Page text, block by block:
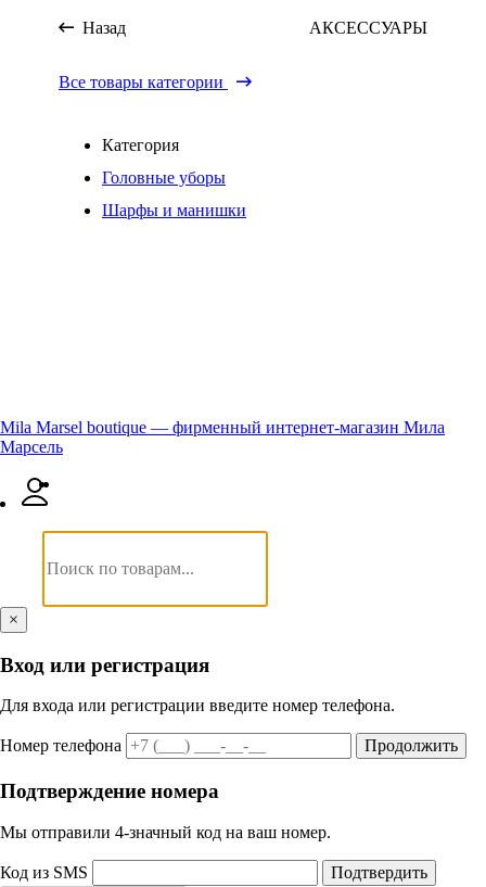
Назад АКСЕССУАРЫ
Все товары категории
Категория
Головные уборы
Шарфы и манишки
Mila Marsel boutique — фирменный интернет-магазин Мила
Марсель
×
Вход или регистрация
Для входа или регистрации введите номер телефона.
Номер телефона Продолжить
Подтверждение номера
Мы отправили 4‑значный код на ваш номер.
Код из SMS Подтвердить